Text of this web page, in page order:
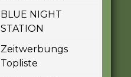
BLUE NIGHT
STATION
Zeitwerbungs
Topliste